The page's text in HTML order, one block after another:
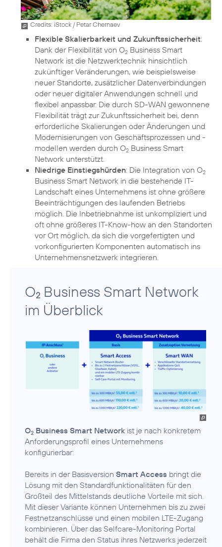
Credits: iStock / Petar Chernaev
Flexible Skalierbarkeit und Zukunftssicherheit:
Dank der Flexibilität von O2 Business Smart
Network ist die Netzwerktechnik hinsichtlich
zukünftiger Veränderungen, wie beispielsweise
neuer Standorte, zusätzlicher Datenverbindungen
oder neuer digitaler Anwendungen schnell und
flexibel anpassbar. Die durch SD-WAN gewonnene
Flexibilität trägt zur Zukunftssicherheit bei, denn
erforderliche Skalierungen oder Änderungen und
Modernisierungen von Geschäftsprozessen und -
modellen werden durch O2 Business Smart
Network unterstützt.
Niedrige Einstiegshürden: Die Integration von O2
Business Smart Network in die bestehende IT-
Landschaft eines Unternehmens ist ohne größere
Beeinträchtigungen des laufenden Betriebs
möglich. Die Inbetriebnahme ist unkompliziert und
oft ohne größeres IT-Know-how an den Standorten
vor Ort möglich, da sich die vorgefertigten und
vorkonfigurierten Komponenten automatisch ins
Unternehmensnetzwerk integrieren.
O2 Business Smart Network
im Überblick
O2 Business Smart Network ist je nach konkretem
Anforderungsprofil eines Unternehmens
konfigurierbar:
Bereits in der Basisversion Smart Access bringt die
Lösung mit den Standardfunktionalitäten für den
Großteil des Mittelstands deutliche Vorteile mit sich.
Mit dieser Variante können Unternehmen bis zu zwei
Festnetzanschlüsse und einen mobilen LTE-Zugang
kombinieren. Über das Selfcare-Monitoring Portal
behält die Firma den Status ihres Netzwerks jederzeit